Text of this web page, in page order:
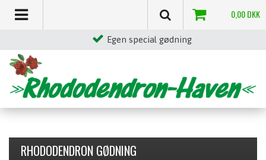
Egen special gødning
0,00DKK
RHODODENDRON GØDNING